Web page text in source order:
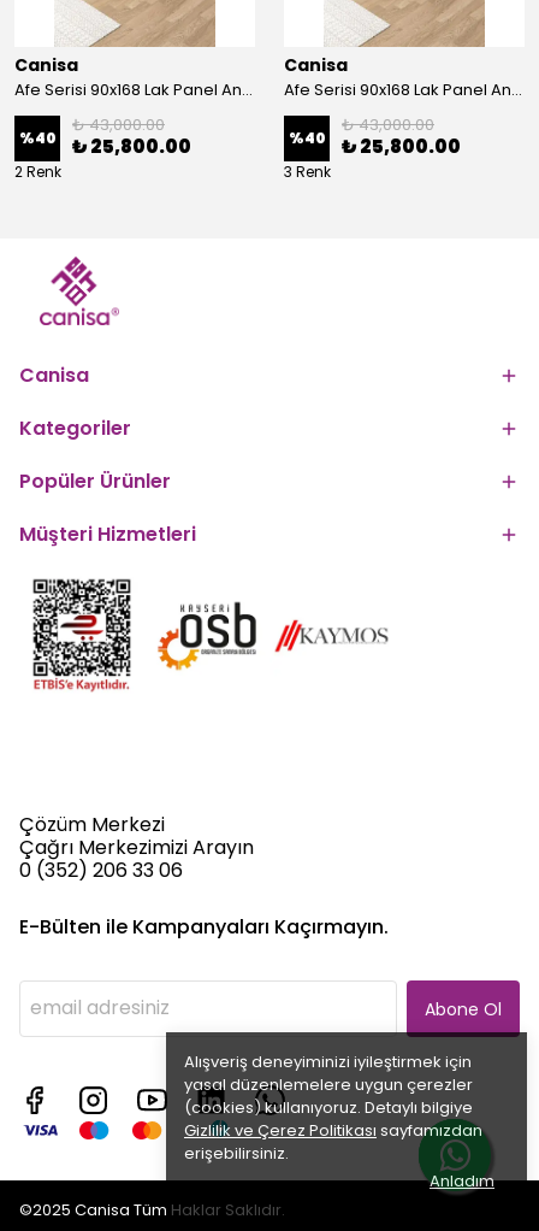
Alışveriş deneyiminizi iyileştirmek için
yasal düzenlemelere uygun çerezler
(cookies) kullanıyoruz. Detaylı bilgiye
Gizlilik ve Çerez Politikası sayfamızdan
erişebilirsiniz.
Anladım
Canisa
Afe Serisi 90x168 Lak Panel Antrasit İroni Masa ve 6 Sandalye Gold Kaplama Ayak
%40
₺ 43,000.00
₺ 25,800.00
2 Renk
Canisa
Afe Serisi 90x168 Lak Panel Antrasit İroni Masa ve 6 Sandalye Krom Kaplama Ayak
%40
₺ 43,000.00
₺ 25,800.00
3 Renk
Canisa
Kategoriler
Popüler Ürünler
Müşteri Hizmetleri
Çözüm Merkezi
Çağrı Merkezimizi Arayın
0 (352) 206 33 06
E-Bülten ile Kampanyaları Kaçırmayın.
Abone Ol
©2025 Canisa Tüm Haklar Saklıdır.